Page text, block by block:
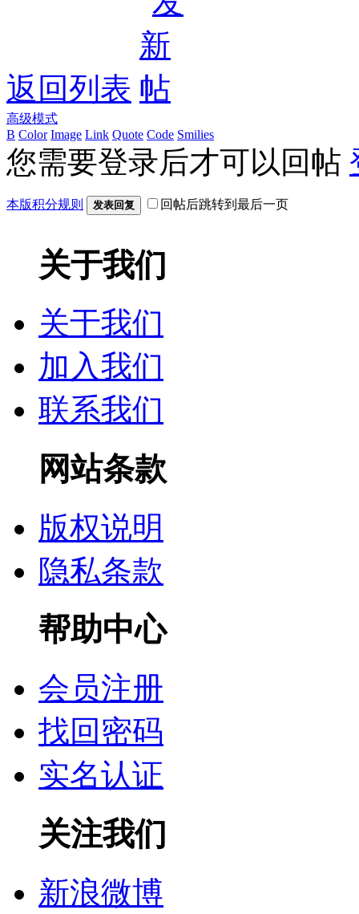
返回列表
高级模式
B Color Image Link Quote Code Smilies
您需要登录后才可以回帖
本版积分规则 发表回复 回帖后跳转到最后一页
关于我们
关于我们
加入我们
联系我们
网站条款
版权说明
隐私条款
帮助中心
会员注册
找回密码
实名认证
关注我们
新浪微博